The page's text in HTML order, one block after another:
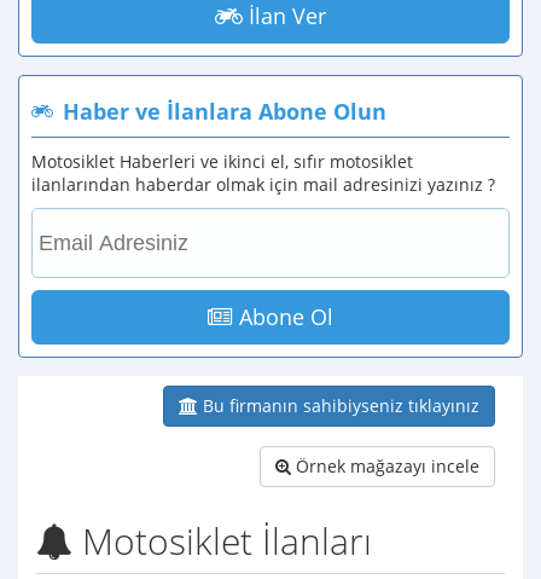
İlan Ver
Haber ve İlanlara Abone Olun
Motosiklet Haberleri ve ikinci el, sıfır motosiklet
ilanlarından haberdar olmak için mail adresinizi yazınız ?
Abone Ol
Bu firmanın sahibiyseniz tıklayınız
Örnek mağazayı incele
Motosiklet İlanları